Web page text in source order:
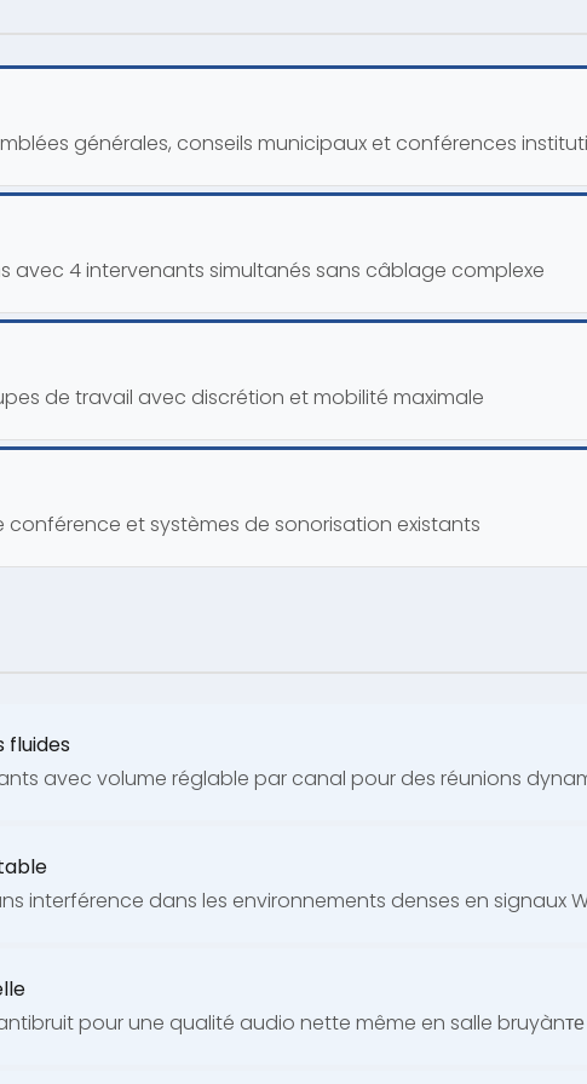
générales, conseils municipaux et conférences
avec 4 intervenants simultanés sans câblage complexe
de travail avec discrétion et mobilité maximale
et systèmes de sonorisation existants
fluides
avec volume réglable par canal pour des réunions
interférence dans les environnements denses en signaux
pour une qualité audio nette même en salle bruyànте